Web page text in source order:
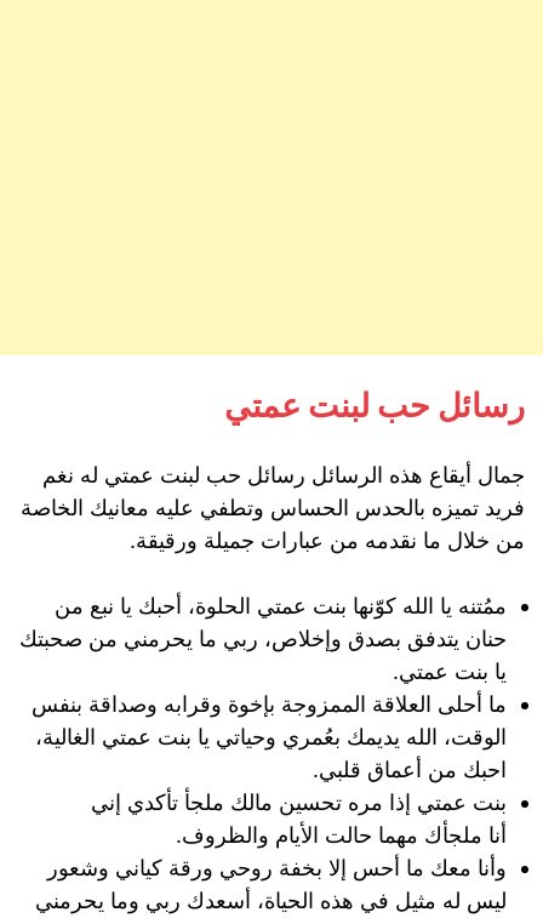
رسائل حب لبنت عمتي
جمال أيقاع هذه الرسائل رسائل حب لبنت عمتي له نغم
فريد تميزه بالحدس الحساس وتطفي عليه معانيك الخاصة
من خلال ما نقدمه من عبارات جميلة ورقيقة.
ممُتنه يا الله كوّنها بنت عمتي الحلوة، أحبك يا نبع من
حنان يتدفق بصدق وإخلاص، ربي ما يحرمني من صحبتك
يا بنت عمتي.
ما أحلى العلاقة الممزوجة بإخوة وقرابه وصداقة بنفس
الوقت، الله يديمك بعُمري وحياتي يا بنت عمتي الغالية،
احبك من أعماق قلبي.
بنت عمتي إذا مره تحسين مالك ملجأ تأكدي إني
أنا ملجأك مهما حالت الأيام والظروف.
وأنا معك ما أحس إلا بخفة روحي ورقة كياني وشعور
ليس له مثيل في هذه الحياة، أسعدك ربي وما يحرمني